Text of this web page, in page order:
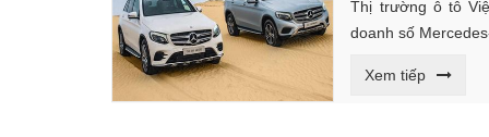
Thị trường ô tô
doanh số
Xem tiếp